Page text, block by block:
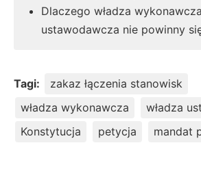
Dlaczego władza
ustawodawcza nie powinny
Tagi:
zakaz łączenia stanowisk
władza wykonawcza
władza
Konstytucja
petycja mandat